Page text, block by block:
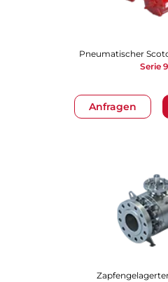
Anfragen
Pneumatischer
Serie